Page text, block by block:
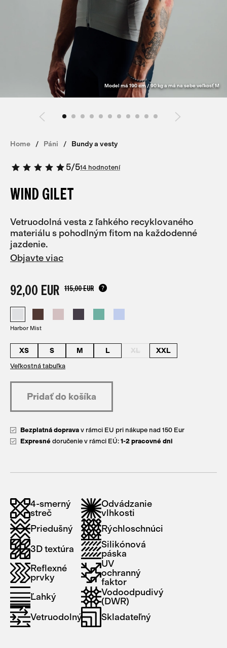
Model má 190 cm / 90 kg a má na sebe veľkosť M
Home Páni Bundy a vesty
5/514 hodnotení
WIND GILET
Vetruodolná vesta z ľahkého recyklovaného
materiálu s pohodlným fitom na každodenné
jazdenie.
Objavte viac
92,00 EUR 115,00 EUR
Harbor Mist
XS S M L XL XXL
Veľkostná tabuľka
Bezplatná doprava v rámci EU pri nákupe nad 150 Eur
Expresné doručenie v rámci EÚ: 1-2 pracovné dni
4-smerný
streč
Odvádzanie
vlhkosti
Priedušný
Rýchloschnúci
3D textúra
Silikónová
páska
Reflexné
prvky
UV
ochranný
faktor
Ľahký
Vodoodpudivý
(DWR)
Vetruodolný
Skladateľný